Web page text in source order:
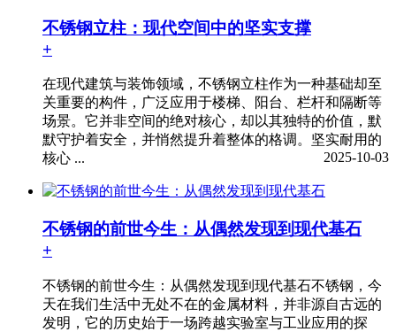
不锈钢立柱：现代空间中的坚实支撑
+
在现代建筑与装饰领域，不锈钢立柱作为一种基础却至
关重要的构件，广泛应用于楼梯、阳台、栏杆和隔断等
场景。它并非空间的绝对核心，却以其独特的价值，默
默守护着安全，并悄然提升着整体的格调。坚实耐用的
核心 ...
2025-10-03
不锈钢的前世今生：从偶然发现到现代基石
+
不锈钢的前世今生：从偶然发现到现代基石不锈钢，今
天在我们生活中无处不在的金属材料，并非源自古远的
发明，它的历史始于一场跨越实验室与工业应用的探